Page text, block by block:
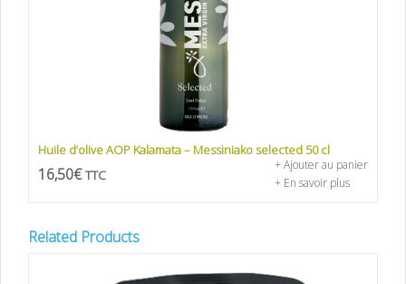
Huile d’olive AOP Kalamata – Messiniako selected 50 cl
16,50€ TTC
+ Ajouter au panier
+ En savoir plus
Related Products